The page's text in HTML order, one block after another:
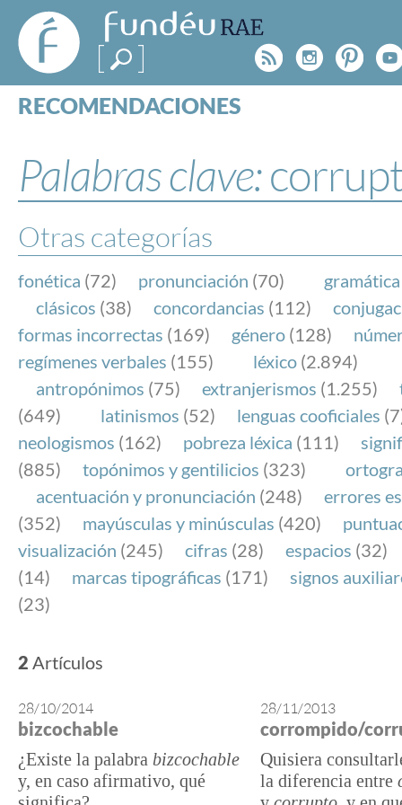
FundéuRAE
- Fundación
del Español
Urgente
Rss
RECOMENDACIONES
ESPECIALES
BLOG
NOTICIAS
SOBRE LA FUNDÉURAE
FundéuRAE es una fundación patrocinada por la
y la Real Academia Española, cuyo objetivo es
el buen uso del español en los medios de
Internet.
Palabras clave:
Otras categorías
fonética (72) pronunciación (70) gramática
clásicos (38) concordancias (112)
formas incorrectas (169) género (128)
regímenes verbales (155) léxico (2.894)
antropónimos (75) extranjerismos (1.255)
(649)
latinismos (52) lenguas cooficiales
neologismos (162) pobreza léxica (111)
(885)
topónimos y gentilicios (323)
acentuación y pronunciación (248)
errores
(352)
mayúsculas y minúsculas (420)
visualización (245) cifras (28) espacios (32)
(14)
marcas tipográficas (171)
signos
(23)
2 Artículos
28/10/2014
bizcochable
¿Existe la palabra bizcochable
y, en caso afirmativo, qué
28/11/2013
corrompido/
Quisiera
la diferencia entre